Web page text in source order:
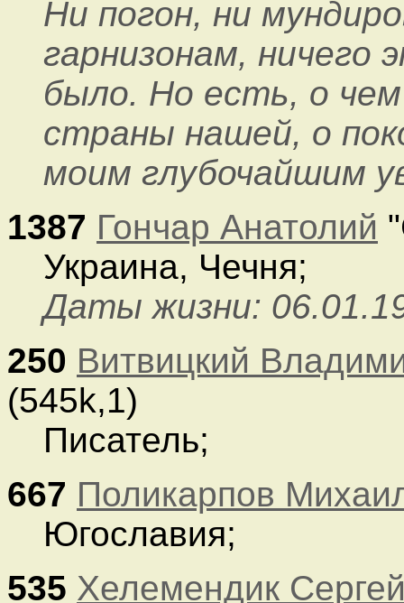
Ни погон, ни
гарнизонам, ничего
было. Но есть, о
страны нашей, о
моим глубочайшим
1387 Гончар Анатолий
Украина, Чечня;
Даты жизни:
250 Витвицкий
(545k,1)
Писатель;
667 Поликарпов
Югославия;
535 Хелемендик